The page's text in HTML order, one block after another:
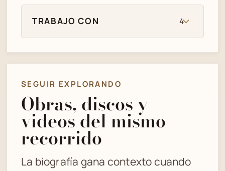
TRABAJO CON 4
SEGUIR EXPLORANDO
Obras, discos y
videos del mismo
recorrido
La biografía gana contexto cuando